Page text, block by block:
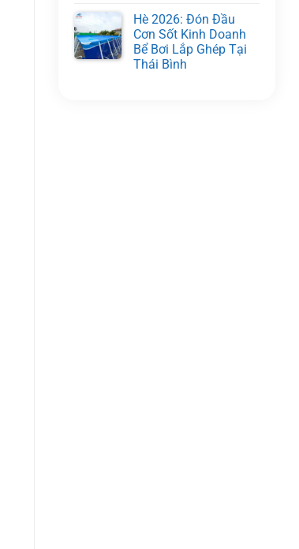
Hè 2026: Đón Đầu
Cơn Sốt Kinh Doanh
Bể Bơi Lắp Ghép Tại
Thái Bình